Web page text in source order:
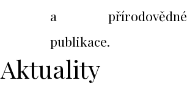
a přírodovědné
publikace.
Aktuality